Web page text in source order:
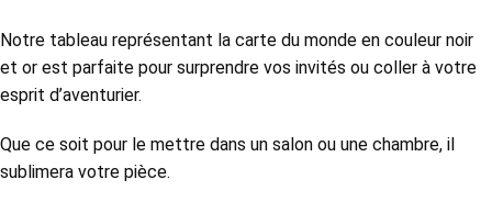
Notre tableau représentant la carte du monde en couleur noir
et or est parfaite pour surprendre vos invités ou coller à votre
esprit d’aventurier.
Que ce soit pour le mettre dans un salon ou une chambre, il
sublimera votre pièce.